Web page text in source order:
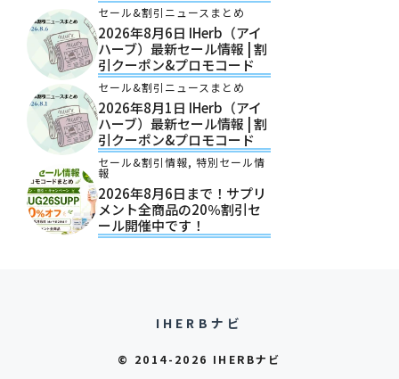
セール&割引ニュースまとめ
2026年8月6日 IHerb（アイ
ハーブ）最新セール情報 | 割
引クーポン&プロモコード
セール&割引ニュースまとめ
2026年8月1日 IHerb（アイ
ハーブ）最新セール情報 | 割
引クーポン&プロモコード
セール&割引情報, 特別セール情
報
2026年8月6日まで！サプリ
メント全商品の20％割引セ
ール開催中です！
IHERBナビ
© 2014-2026 IHERBナビ